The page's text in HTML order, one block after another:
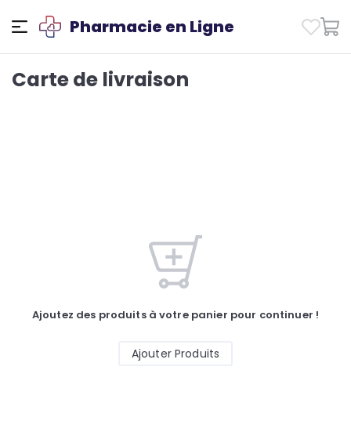
Pharmacie en Ligne
Carte de livraison
Ajoutez des produits à votre panier pour continuer !
Ajouter Produits